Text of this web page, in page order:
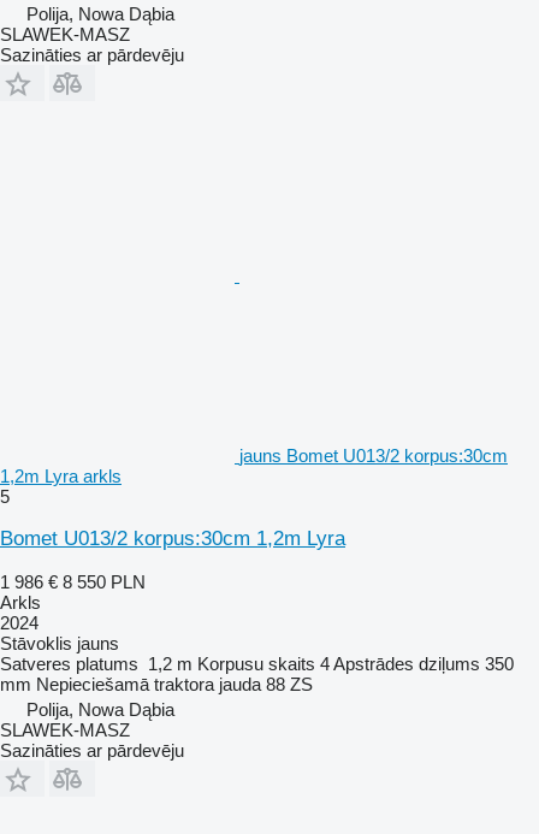
Polija, Nowa Dąbia
SLAWEK-MASZ
Sazināties ar pārdevēju
jauns Bomet U013/2 korpus:30cm
1,2m Lyra arkls
5
Bomet U013/2 korpus:30cm 1,2m Lyra
1 986 € 8 550 PLN
Arkls
2024
Stāvoklis jauns
Satveres platums 1,2 m Korpusu skaits 4Apstrādes dziļums 350
mm Nepieciešamā traktora jauda 88 ZS
Polija, Nowa Dąbia
SLAWEK-MASZ
Sazināties ar pārdevēju